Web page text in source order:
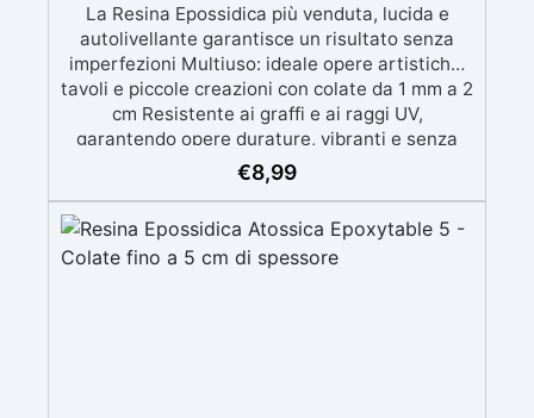
La Resina Epossidica più venduta, lucida e
autolivellante garantisce un risultato senza
imperfezioni Multiuso: ideale opere artistiche,
tavoli e piccole creazioni con colate da 1 mm a 2
cm Resistente ai graffi e ai raggi UV,
garantendo opere durature, vibranti e senza
ingiallimenti nel tempo Bassa viscosità e
formula anti-bolle per risultati impeccabili,
Certificata Atossica post catalisi per contatto
con la pelle, BPA free e VoC Free
€8,99